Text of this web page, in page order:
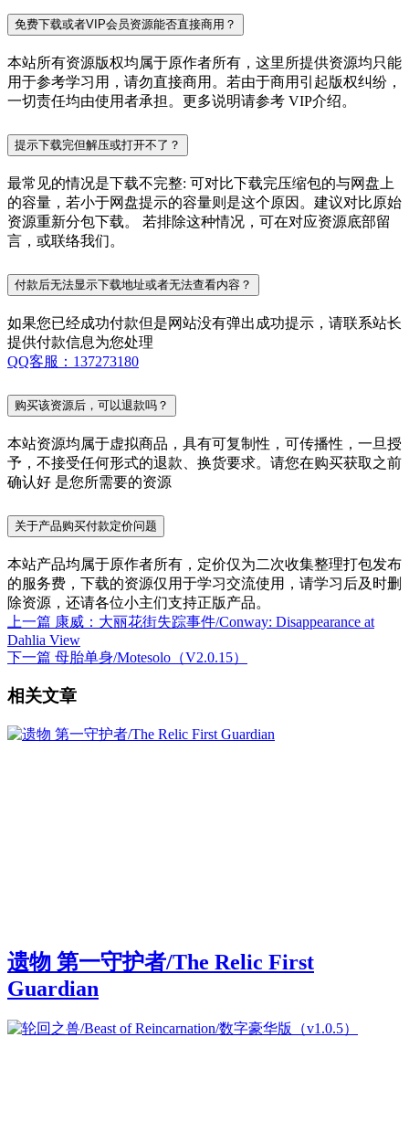
免费下载或者VIP会员资源能否直接商用？
本站所有资源版权均属于原作者所有，这里所提供资源均只能
用于参考学习用，请勿直接商用。若由于商用引起版权纠纷，
一切责任均由使用者承担。更多说明请参考 VIP介绍。
提示下载完但解压或打开不了？
最常见的情况是下载不完整: 可对比下载完压缩包的与网盘上
的容量，若小于网盘提示的容量则是这个原因。建议对比原始
资源重新分包下载。 若排除这种情况，可在对应资源底部留
言，或联络我们。
付款后无法显示下载地址或者无法查看内容？
如果您已经成功付款但是网站没有弹出成功提示，请联系站长
提供付款信息为您处理
QQ客服：137273180
购买该资源后，可以退款吗？
本站资源均属于虚拟商品，具有可复制性，可传播性，一旦授
予，不接受任何形式的退款、换货要求。请您在购买获取之前
确认好 是您所需要的资源
关于产品购买付款定价问题
本站产品均属于原作者所有，定价仅为二次收集整理打包发布
的服务费，下载的资源仅用于学习交流使用，请学习后及时删
除资源，还请各位小主们支持正版产品。
上一篇 康威：大丽花街失踪事件/Conway: Disappearance at
Dahlia View
下一篇 母胎单身/Motesolo（V2.0.15）
相关文章
遗物 第一守护者/The Relic First
Guardian